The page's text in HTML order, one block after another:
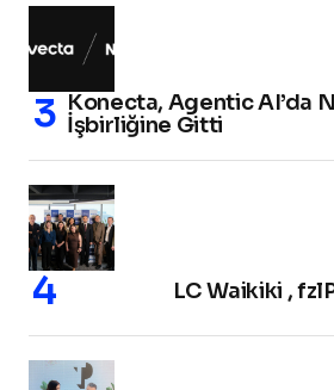
Konecta, Agentic AI’da
İşbirliğine Gitti
LC Waikiki ,